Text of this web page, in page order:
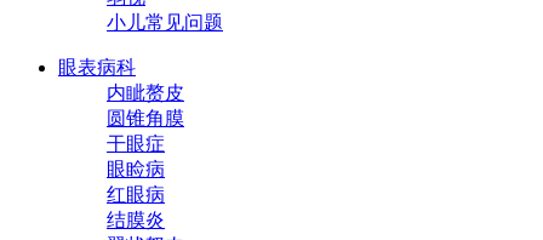
小儿常见问题
眼表病科
内眦赘皮
圆锥角膜
干眼症
眼睑病
红眼病
结膜炎